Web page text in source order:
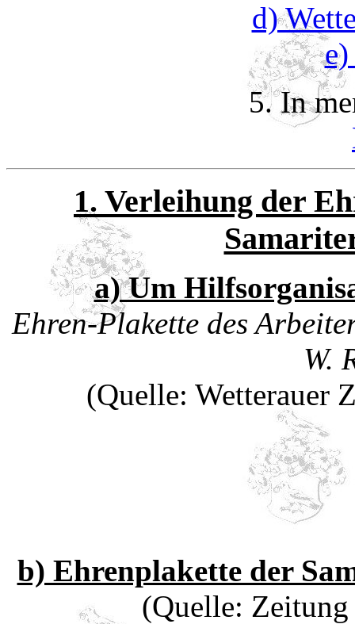
d)
5. In
1. Verleihung der
a) Um
Ehren-Plakette des
W.
(Quelle: Wetterauer
b) Ehrenplakette der
(Quelle: